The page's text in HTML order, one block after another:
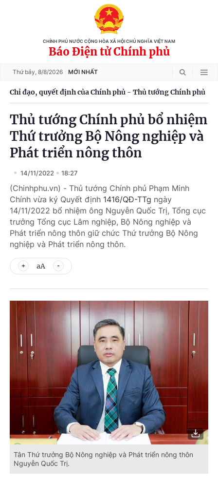
CHÍNH PHỦ NƯỚC CỘNG HÒA XÃ HỘI CHỦ NGHĨA VIỆT NAM
Báo Điện tử Chính phủ
Thứ bảy, 8/8/2026 MỚI NHẤT
Chỉ đạo, quyết định của Chính phủ - Thủ tướng Chính phủ
Thủ tướng Chính phủ bổ nhiệm
Thứ trưởng Bộ Nông nghiệp và
Phát triển nông thôn
14/11/2022 18:27
(Chinhphu.vn) - Thủ tướng Chính phủ Phạm Minh
Chính vừa ký Quyết định 1416/QĐ-TTg ngày
14/11/2022 bổ nhiệm ông Nguyễn Quốc Trị, Tổng cục
trưởng Tổng cục Lâm nghiệp, Bộ Nông nghiệp và
Phát triển nông thôn giữ chức Thứ trưởng Bộ Nông
nghiệp và Phát triển nông thôn.
aA
Tân Thứ trưởng Bộ Nông nghiệp và Phát triển nông thôn
Nguyễn Quốc Trị.